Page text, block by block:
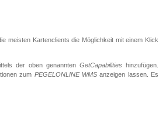
meisten Kartenclients die Möglichkeit mit einem Klick
der oben genannten GetCapabilities hinzufügen.
zum PEGELONLINE WMSanzeigen lassen. Es